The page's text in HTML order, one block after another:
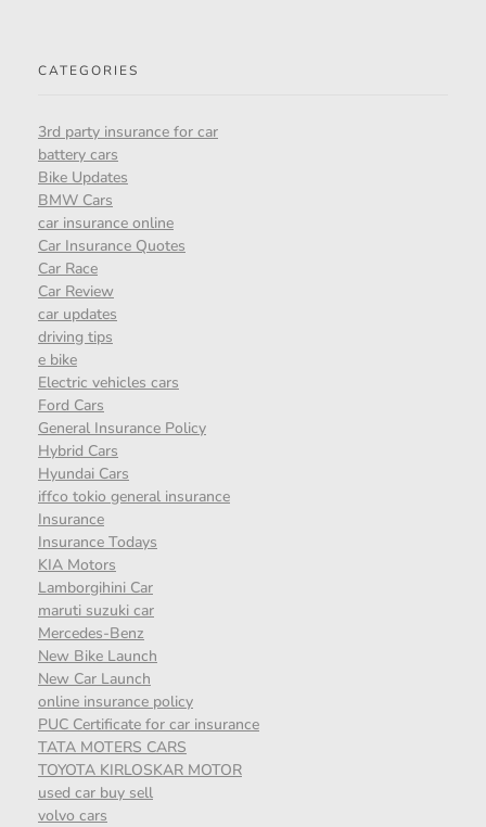
CATEGORIES
3rd party insurance for car
battery cars
Bike Updates
BMW Cars
car insurance online
Car Insurance Quotes
Car Race
Car Review
car updates
driving tips
e bike
Electric vehicles cars
Ford Cars
General Insurance Policy
Hybrid Cars
Hyundai Cars
iffco tokio general insurance
Insurance
Insurance Todays
KIA Motors
Lamborgihini Car
maruti suzuki car
Mercedes-Benz
New Bike Launch
New Car Launch
online insurance policy
PUC Certificate for car insurance
TATA MOTERS CARS
TOYOTA KIRLOSKAR MOTOR
used car buy sell
volvo cars